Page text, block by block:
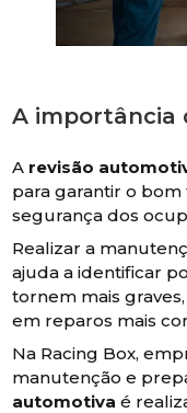
A importância
A revisão
para garantir o
segurança dos
Realizar a
ajuda a identificar
tornem mais
em reparos mais
Na Racing Box,
manutenção e
automotiva é